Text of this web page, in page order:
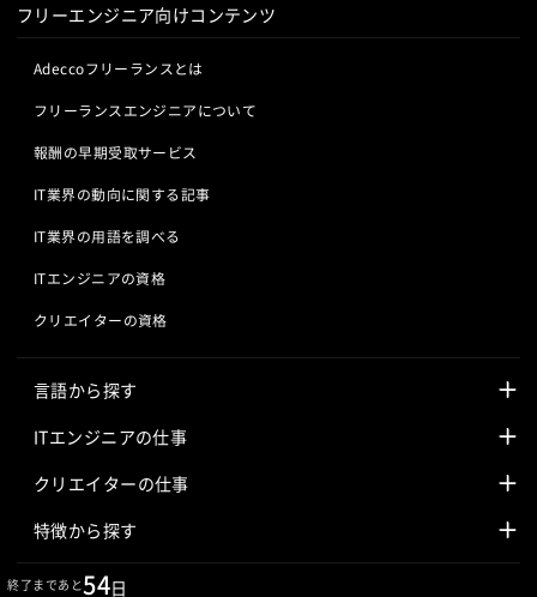
フリーエンジニア向けコンテンツ
Adeccoフリーランスとは
フリーランスエンジニアについて
報酬の早期受取サービス
IT業界の動向に関する記事
IT業界の用語を調べる
ITエンジニアの資格
クリエイターの資格
言語から探す
Javaの求人
PHPの求人
Rubyの求人
Objective-Cの求人
ITエンジニアの仕事
LAMPエンジニア
Javaエンジニア
サーバーエンジニア
クリエイターの仕事
Webディレクター
Webデザイナー
特徴から探す
未経験も活躍中
終了まであと54日